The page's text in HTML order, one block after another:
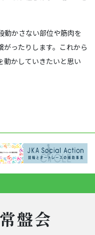
動かさない部位や筋肉を
ったりします。これから
動かしていきたいと思い
常盤会